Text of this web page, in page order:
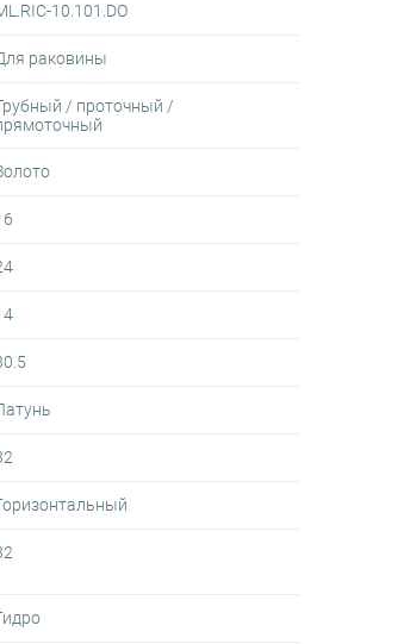
10.101.DO
раковины
/ проточный /